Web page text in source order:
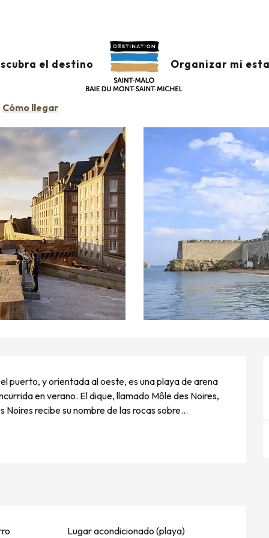
el destino Organizar mi
Cómo llegar
puerto, y orientada al oeste, es una playa de arena
en verano. El dique, llamado Môle des Noires,
recibe su nombre de las rocas sobre...
Lugar acondicionado (playa)